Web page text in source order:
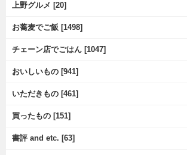
上野グルメ [20]
お蕎麦でご飯 [1498]
チェーン店でごはん [1047]
おいしいもの [941]
いただきもの [461]
買ったもの [151]
書評 and etc. [63]